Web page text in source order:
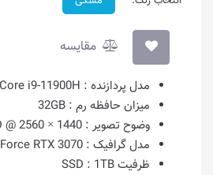
مقایسه
مدل پردازنده : Core i9-11900H
میزان حافظه رم : 32GB
وضوح تصویر : 1440 × 2560 @ QHD
مدل گرافیک : RTX 3070
ظرفیت SSD :1TB